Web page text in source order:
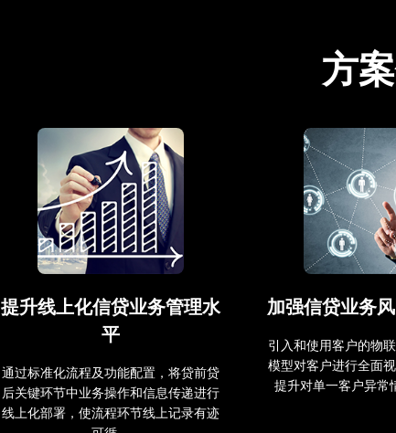
方
提升线上化信贷业务管理水
平
通过标准化流程及功能配置，将贷前贷
后关键环节中业务操作和信息传递进行
线上化部署，使流程环节线上记录有迹
加强信贷业务
引入和使用客户的物
模型对客户进行全面
提升对单一客户异常